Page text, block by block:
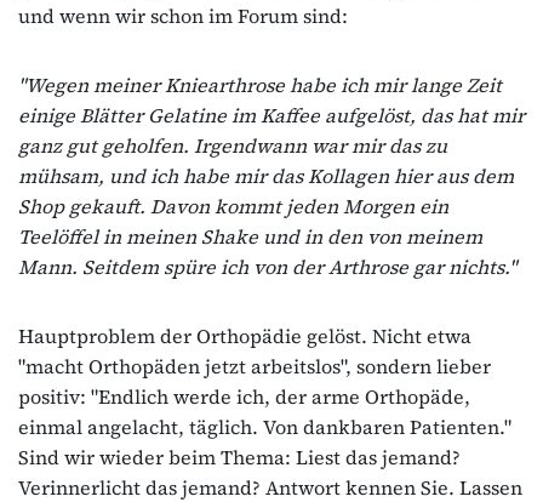
und wenn wir schon im Forum sind:
"Wegen meiner Kniearthrose habe ich mir lange Zeit
einige Blätter Gelatine im Kaffee aufgelöst, das hat mir
ganz gut geholfen. Irgendwann war mir das zu
mühsam, und ich habe mir das Kollagen hier aus dem
Shop gekauft. Davon kommt jeden Morgen ein
Teelöffel in meinen Shake und in den von meinem
Mann. Seitdem spüre ich von der Arthrose gar nichts."
Hauptproblem der Orthopädie gelöst. Nicht etwa
"macht Orthopäden jetzt arbeitslos", sondern lieber
positiv: "Endlich werde ich, der arme Orthopäde,
einmal angelacht, täglich. Von dankbaren Patienten."
Sind wir wieder beim Thema: Liest das jemand?
Verinnerlicht das jemand? Antwort kennen Sie. Lassen